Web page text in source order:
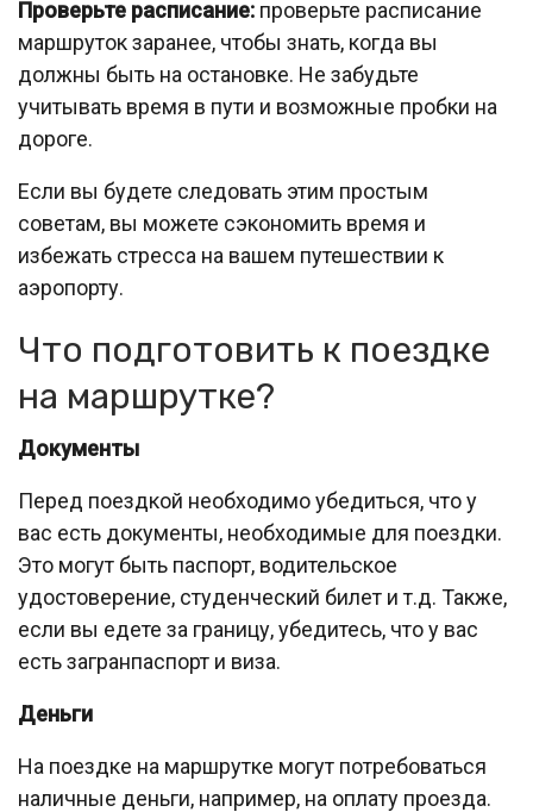
Проверьте расписание: проверьте расписание
маршруток заранее, чтобы знать, когда вы
должны быть на остановке. Не забудьте
учитывать время в пути и возможные пробки на
дороге.
Если вы будете следовать этим простым
советам, вы можете сэкономить время и
избежать стресса на вашем путешествии к
аэропорту.
Что подготовить к поездке
на маршрутке?
Документы
Перед поездкой необходимо убедиться, что у
вас есть документы, необходимые для поездки.
Это могут быть паспорт, водительское
удостоверение, студенческий билет и т.д. Также,
если вы едете за границу, убедитесь, что у вас
есть загранпаспорт и виза.
Деньги
На поездке на маршрутке могут потребоваться
наличные деньги, например, на оплату проезда.